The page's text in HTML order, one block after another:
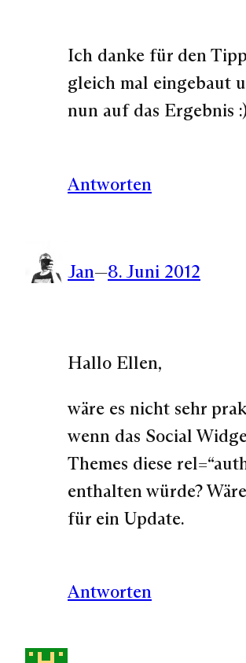
Ich danke für den
gleich mal eingebaut
nun auf das Ergebnis
Antworten
Jan—8. Juni 2012
Hallo Ellen,
wäre es nicht sehr
wenn das Social
Themes diese
enthalten würde?
für ein Update.
Antworten